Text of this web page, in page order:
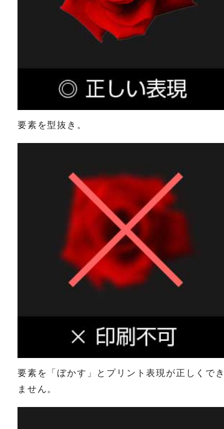
要素を型抜き。
要素を「ぼかす」とプリント表現が正しくで
ません。